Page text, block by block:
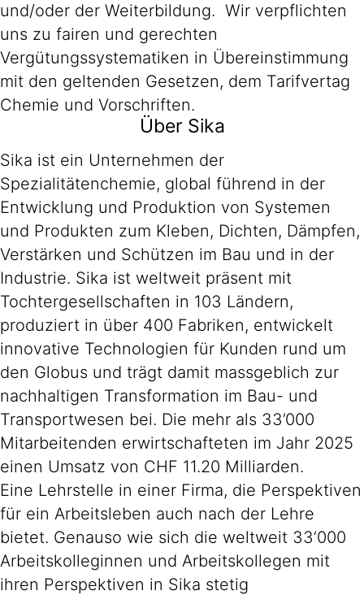
und/oder der Weiterbildung. Wir verpflichten
uns zu fairen und gerechten
Vergütungssystematiken in Übereinstimmung
mit den geltenden Gesetzen, dem Tarifvertag
Chemie und Vorschriften.
Über Sika
Sika ist ein Unternehmen der
Spezialitätenchemie, global führend in der
Entwicklung und Produktion von Systemen
und Produkten zum Kleben, Dichten, Dämpfen,
Verstärken und Schützen im Bau und in der
Industrie. Sika ist weltweit präsent mit
Tochtergesellschaften in 103 Ländern,
produziert in über 400 Fabriken, entwickelt
innovative Technologien für Kunden rund um
den Globus und trägt damit massgeblich zur
nachhaltigen Transformation im Bau- und
Transportwesen bei. Die mehr als 33’000
Mitarbeitenden erwirtschafteten im Jahr 2025
einen Umsatz von CHF 11.20 Milliarden.
Eine Lehrstelle in einer Firma, die Perspektiven
für ein Arbeitsleben auch nach der Lehre
bietet. Genauso wie sich die weltweit 33‘000
Arbeitskolleginnen und Arbeitskollegen mit
ihren Perspektiven in Sika stetig